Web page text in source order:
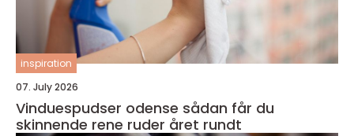
inspiration
07. July 2026
Vinduespudser odense sådan får du
skinnende rene ruder året rundt